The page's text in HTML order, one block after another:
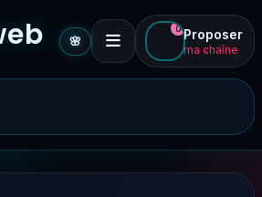
🌸
0 Proposer
ma chaîne